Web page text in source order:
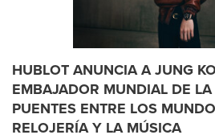
HUBLOT ANUNCIA A JUNG
EMBAJADOR MUNDIAL DE
PUENTES ENTRE LOS
RELOJERÍA Y LA MÚSICA